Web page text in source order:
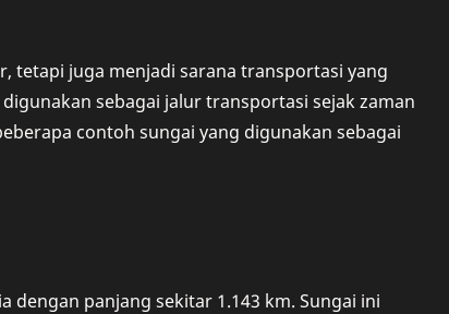
tetapi juga menjadi sarana transportasi yang
sebagai jalur transportasi sejak zaman
contoh sungai yang digunakan sebagai
dengan panjang sekitar 1.143 km. Sungai ini